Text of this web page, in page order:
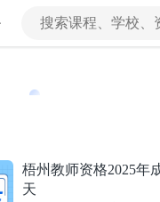
梧州教师资格2025年
天